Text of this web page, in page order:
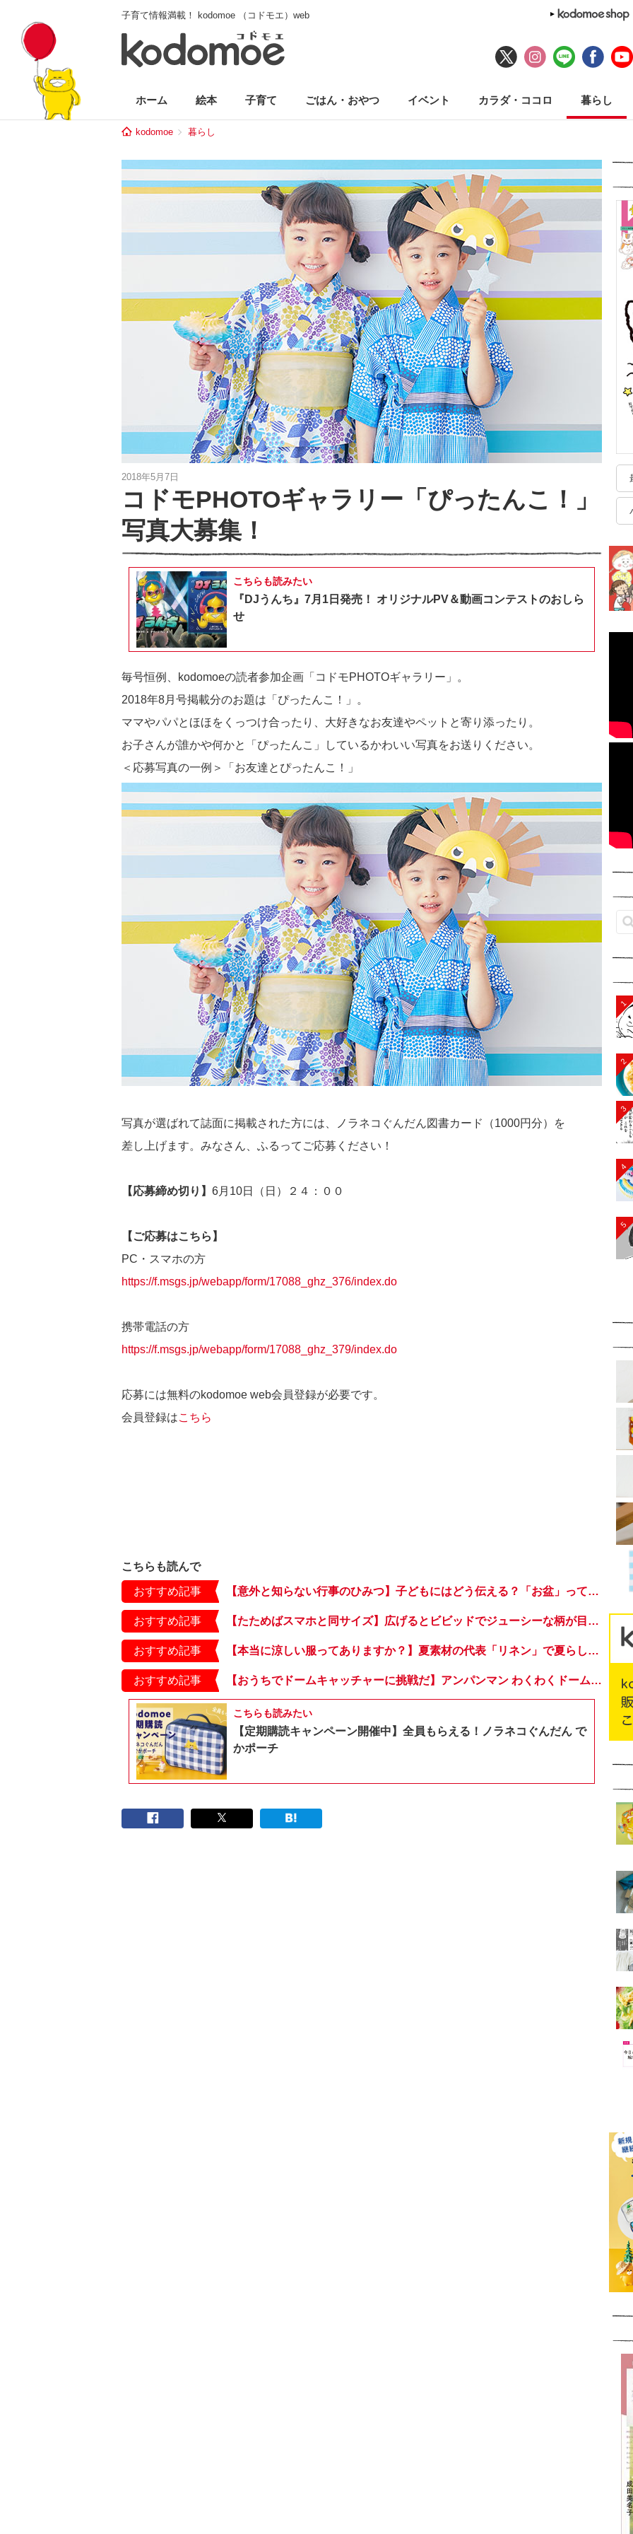
子育て情報満載！ kodomoe （コドモエ）web
ホーム 絵本 子育て ごはん・おやつ イベント カラダ・ココロ 暮らし
kodomoe 暮らし
2018年5月7日
コドモPHOTOギャラリー「ぴったんこ！」
写真大募集！
こちらも読みたい
『DJうんち』7月1日発売！ オリジナルPV＆動画コンテストのおしら
せ
毎号恒例、kodomoeの読者参加企画「コドモPHOTOギャラリー」。
2018年8月号掲載分のお題は「ぴったんこ！」。
ママやパパとほほをくっつけ合ったり、大好きなお友達やペットと寄り添ったり。
お子さんが誰かや何かと「ぴったんこ」しているかわいい写真をお送りください。
＜応募写真の一例＞「お友達とぴったんこ！」
写真が選ばれて誌面に掲載された方には、ノラネコぐんだん図書カード（1000円分）を
差し上げます。みなさん、ふるってご応募ください！
【応募締め切り】 6月10日（日）２４：００
【ご応募はこちら】
PC・スマホの方
https://f.msgs.jp/webapp/form/17088_ghz_376/index.do
携帯電話の方
https://f.msgs.jp/webapp/form/17088_ghz_379/index.do
応募には無料のkodomoe web会員登録が必要です。
会員登録はこちら
こちらも読んで
おすすめ記事 【意外と知らない行事のひみつ】子どもにはどう伝える？「お盆」って何だろう？
おすすめ記事 【たためばスマホと同サイズ】広げるとビビッドでジューシーな柄が目を引くコンパクトな「扇子」
おすすめ記事 【本当に涼しい服ってありますか？】夏素材の代表「リネン」で夏らしいおしゃれを♪「ワンピース」「パンツ」「スカート」「シャツ」の気になるアイテムはコレ！
おすすめ記事 【おうちでドームキャッチャーに挑戦だ】アンパンマン わくわくドームキャッチャー
こちらも読みたい
【定期購読キャンペーン開催中】全員もらえる！ノラネコぐんだん で
かポーチ
1
2
3
4
5